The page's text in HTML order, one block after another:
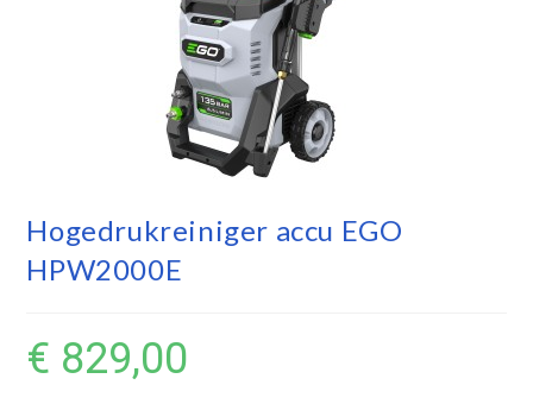
Hogedrukreiniger accu EGO
HPW2000E
€ 829,00